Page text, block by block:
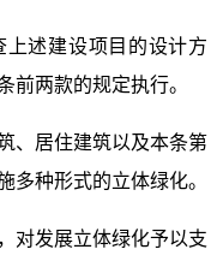
述建设项目的设计方
前两款的规定执行。
、居住建筑以及本条第
多种形式的立体绿化。
对发展立体绿化予以支